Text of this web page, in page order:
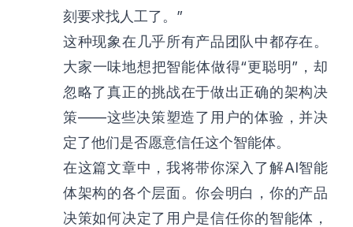
刻要求找人工了。”
这种现象在几乎所有产品团队中都存在。
大家一味地想把智能体做得“更聪明”，却
忽略了真正的挑战在于做出正确的架构决
策——这些决策塑造了用户的体验，并决
定了他们是否愿意信任这个智能体。
在这篇文章中，我将带你深入了解AI智能
体架构的各个层面。你会明白，你的产品
决策如何决定了用户是信任你的智能体，